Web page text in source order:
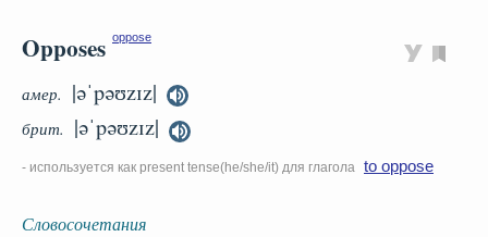
Opposes oppose
амер. |əˈpəʊzɪz|
брит. |əˈpəʊzɪz|
- используется как present tense(he/she/it) для глагола to oppose
Словосочетания